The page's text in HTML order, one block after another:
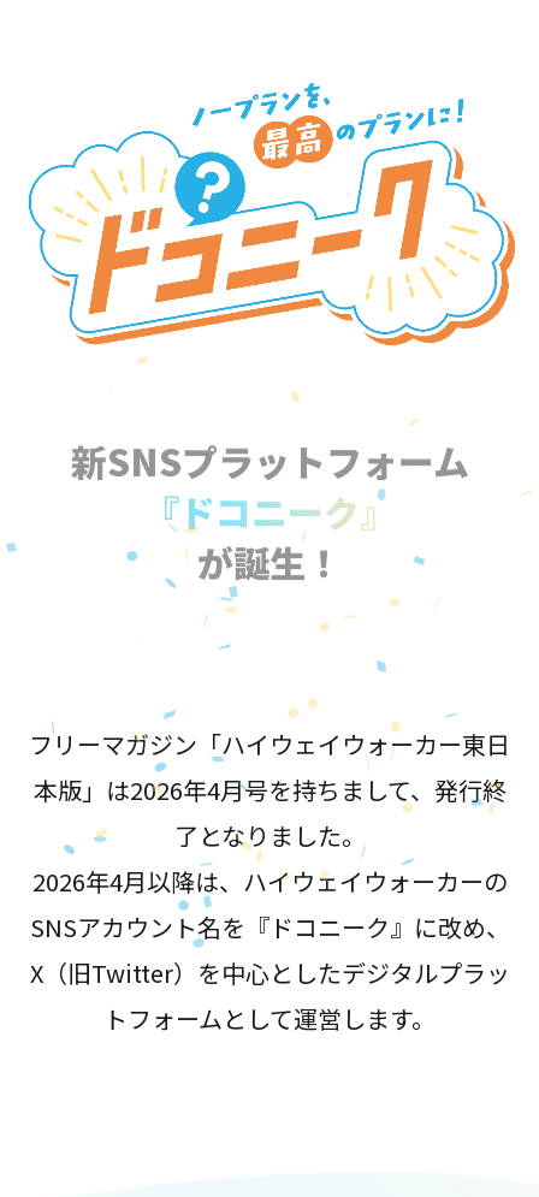
新SNSプラットフォーム
『ドコニーク』
が誕生！
フリーマガジン「ハイウェイウォーカー東日
本版」は2026年4月号を持ちまして、発行終
了となりました。
2026年4月以降は、ハイウェイウォーカーの
SNSアカウント名を『ドコニーク』に改め、
X（旧Twitter）を中心としたデジタルプラッ
トフォームとして運営します。